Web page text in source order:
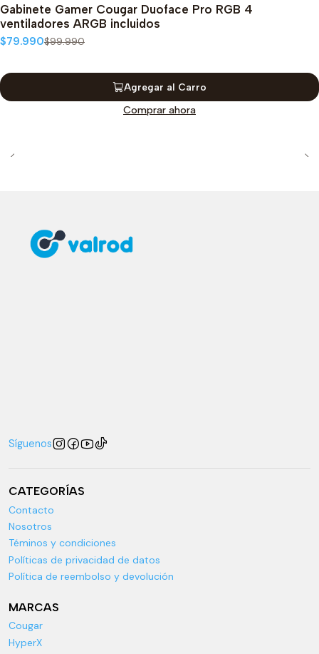
Gabinete Gamer Cougar Duoface Pro RGB 4
ventiladores ARGB incluidos
$79.990$99.990
Agregar al Carro
Comprar ahora
Síguenos
CATEGORÍAS
Contacto
Nosotros
Téminos y condiciones
Políticas de privacidad de datos
Política de reembolso y devolución
MARCAS
Cougar
HyperX